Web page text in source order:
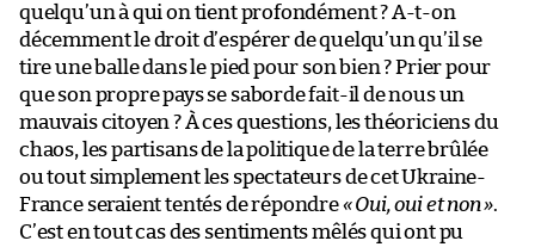
quelqu’un à qui on tient profondément ? A-t-on
décemment le droit d’espérer de quelqu’un qu’il se
tire une balle dans le pied pour son bien ? Prier pour
que son propre pays se saborde fait-il de nous un
mauvais citoyen ? À ces questions, les théoriciens du
chaos, les partisans de la politique de la terre brûlée
ou tout simplement les spectateurs de cet Ukraine-
France seraient tentés de répondre« Oui, oui et non ».
C’est en tout cas des sentiments mêlés qui ont pu